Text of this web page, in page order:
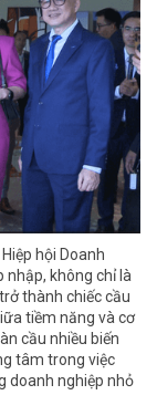
hội Doanh
nhập, không chỉ là
thành chiếc cầu
tiềm năng và cơ
cầu nhiều biến
tâm trong việc
doanh nghiệp nhỏ